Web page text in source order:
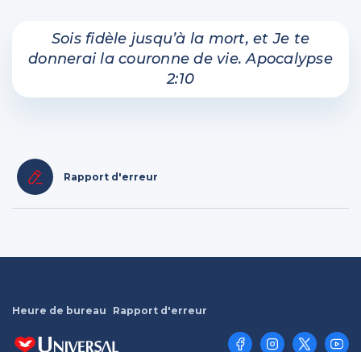
Sois fidèle jusqu’à la mort, et Je te
donnerai la couronne de vie. Apocalypse
2:10
Rapport d'erreur
Heure de bureau Rapport d'erreur